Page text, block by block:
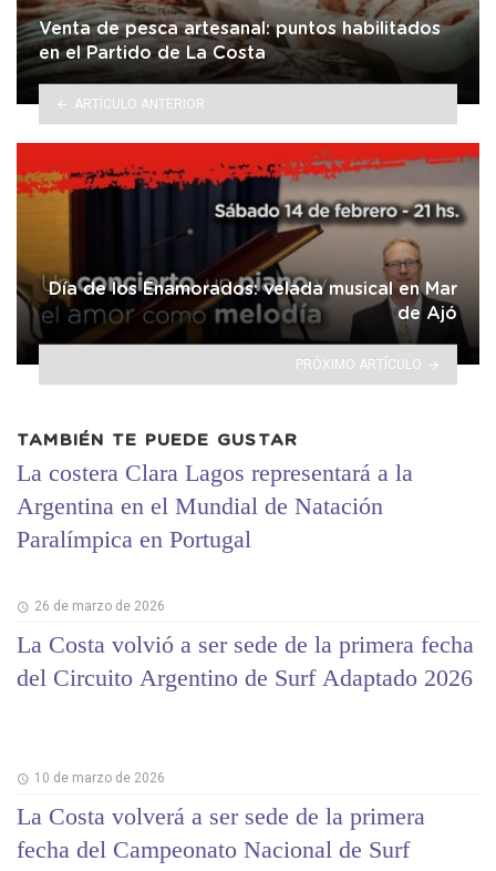
Venta de pesca artesanal: puntos habilitados
en el Partido de La Costa
ARTÍCULO ANTERIOR
Día de los Enamorados: velada musical en Mar
de Ajó
PRÓXIMO ARTÍCULO
TAMBIÉN TE PUEDE GUSTAR
La costera Clara Lagos representará a la
Argentina en el Mundial de Natación
Paralímpica en Portugal
26 de marzo de 2026
La Costa volvió a ser sede de la primera fecha
del Circuito Argentino de Surf Adaptado 2026
10 de marzo de 2026
La Costa volverá a ser sede de la primera
fecha del Campeonato Nacional de Surf